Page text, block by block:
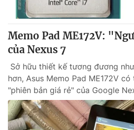
® Cấm sao chép dưới mọi hình thức
thuận bằng văn bản. Ghi rõ nguồn
thông tin từ website này.
Memo Pad ME172V:
của Nexus 7
Sở hữu thiết kế tương đương
hơn, Asus Memo Pad ME172V
"phiên bản giá rẻ" của Google